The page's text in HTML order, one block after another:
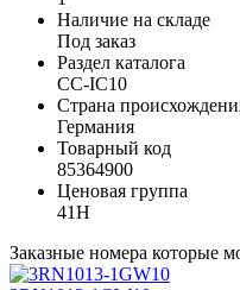
Наличие на складе
Под заказ
Раздел каталога
CC-IC10
Страна
Германия
Товарный код
85364900
Ценовая группа
41H
Заказные номера которые